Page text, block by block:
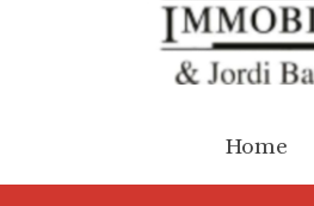
Home